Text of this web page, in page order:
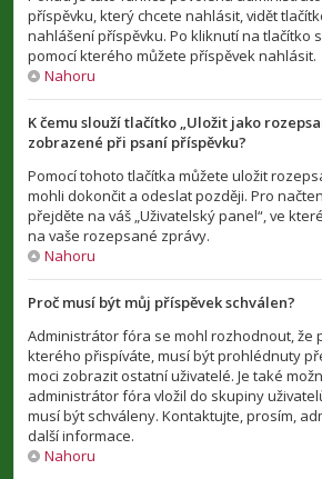
příspěvku, který chcete nahlásit, vidět
nahlášení příspěvku. Po kliknutí na tlačítko
pomocí kterého můžete příspěvek nahlásit.
Nahoru
K čemu slouží tlačítko „Uložit jako
zobrazené při psaní příspěvku?
Pomocí tohoto tlačítka můžete uložit
mohli dokončit a odeslat později. Pro
přejděte na váš „Uživatelský panel“, ve
na vaše rozepsané zprávy.
Nahoru
Proč musí být můj příspěvek schválen?
Administrátor fóra se mohl rozhodnout, že
kterého přispíváte, musí být prohlédnuty
moci zobrazit ostatní uživatelé. Je také
administrátor fóra vložil do skupiny
musí být schváleny. Kontaktujte, prosím,
další informace.
Nahoru